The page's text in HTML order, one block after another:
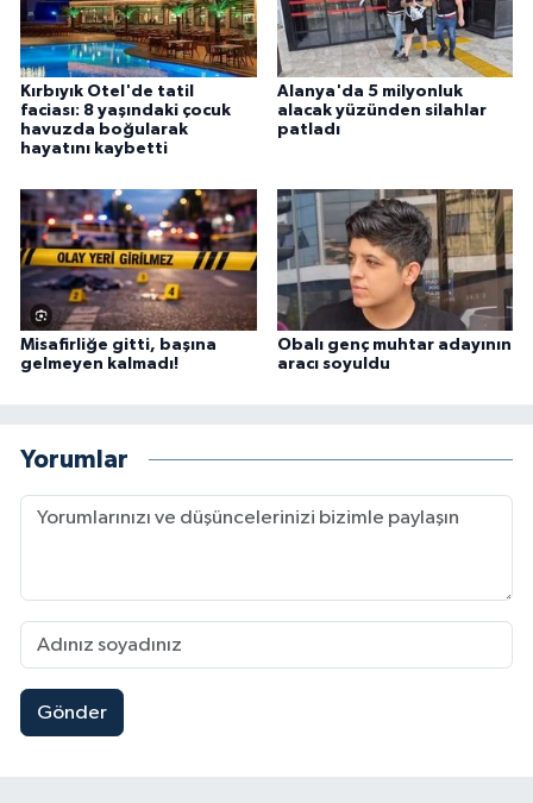
Kırbıyık Otel'de tatil
faciası: 8 yaşındaki çocuk
havuzda boğularak
hayatını kaybetti
Alanya'da 5 milyonluk
alacak yüzünden silahlar
patladı
Misafirliğe gitti, başına
gelmeyen kalmadı!
Obalı genç muhtar adayının
aracı soyuldu
Yorumlar
Gönder